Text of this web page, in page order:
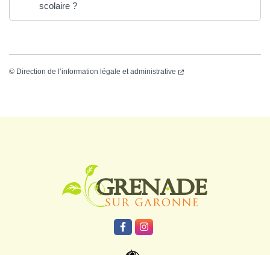
scolaire ?
© Direction de l’information légale et administrative
Lien vers le compte Facebook
Lien vers le compte